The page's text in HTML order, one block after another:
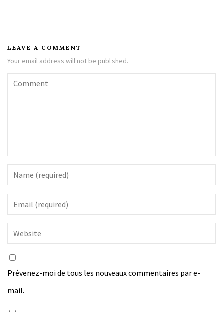
LEAVE A COMMENT
Your email address will not be published.
Prévenez-moi de tous les nouveaux commentaires par e-
mail.